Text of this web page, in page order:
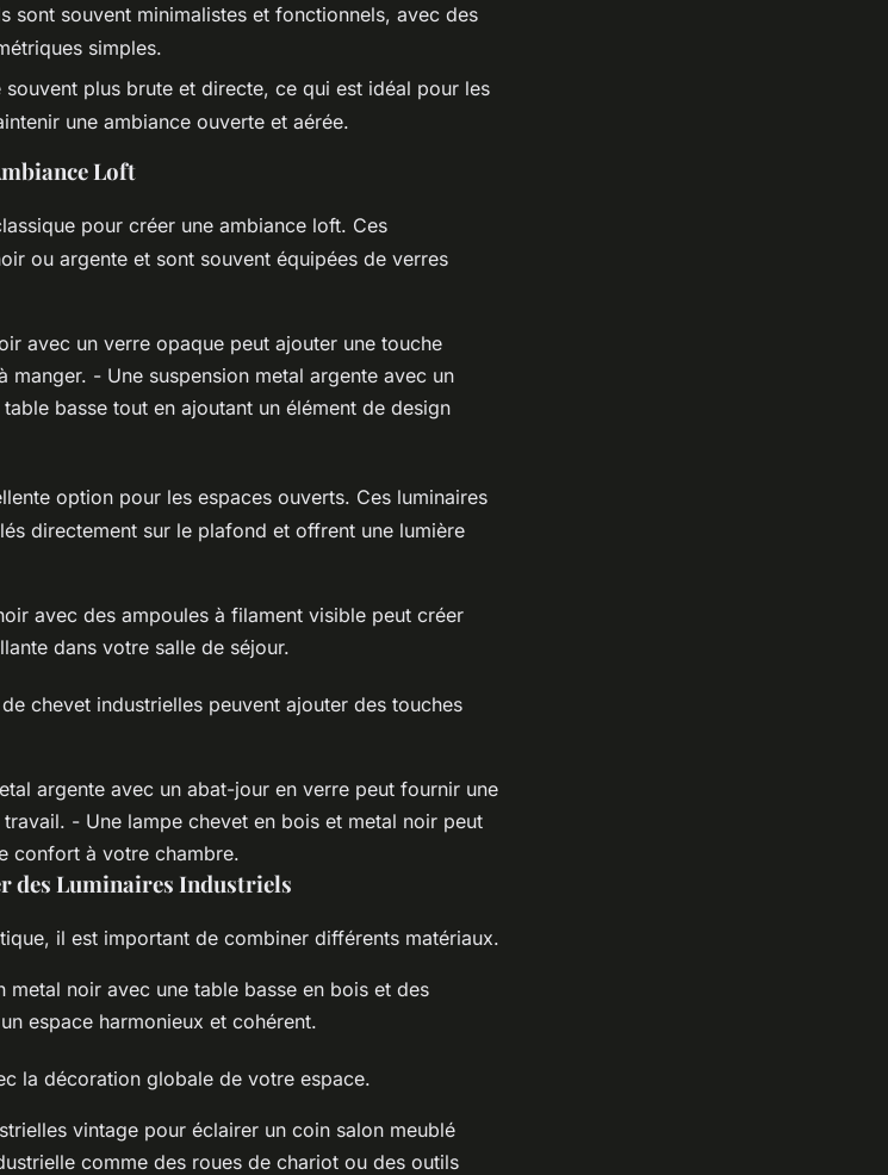
sont souvent minimalistes et fonctionnels, avec des
simples.
souvent plus brute et directe, ce qui est idéal pour les
une ambiance ouverte et aérée.
Loft
pour créer une ambiance loft. Ces
ou argente et sont souvent équipées de verres
avec un verre opaque peut ajouter une touche
- Une suspension metal argente avec un
basse tout en ajoutant un élément de design
option pour les espaces ouverts. Ces luminaires
directement sur le plafond et offrent une lumière
avec des ampoules à filament visible peut créer
dans votre salle de séjour.
chevet industrielles peuvent ajouter des touches
argente avec un abat-jour en verre peut fournir une
- Une lampe chevet en bois et metal noir peut
confort à votre chambre.
des Luminaires Industriels
il est important de combiner différents matériaux.
metal noir avec une table basse en bois et des
espace harmonieux et cohérent.
la décoration globale de votre espace.
vintage pour éclairer un coin salon meublé
comme des roues de chariot ou des outils